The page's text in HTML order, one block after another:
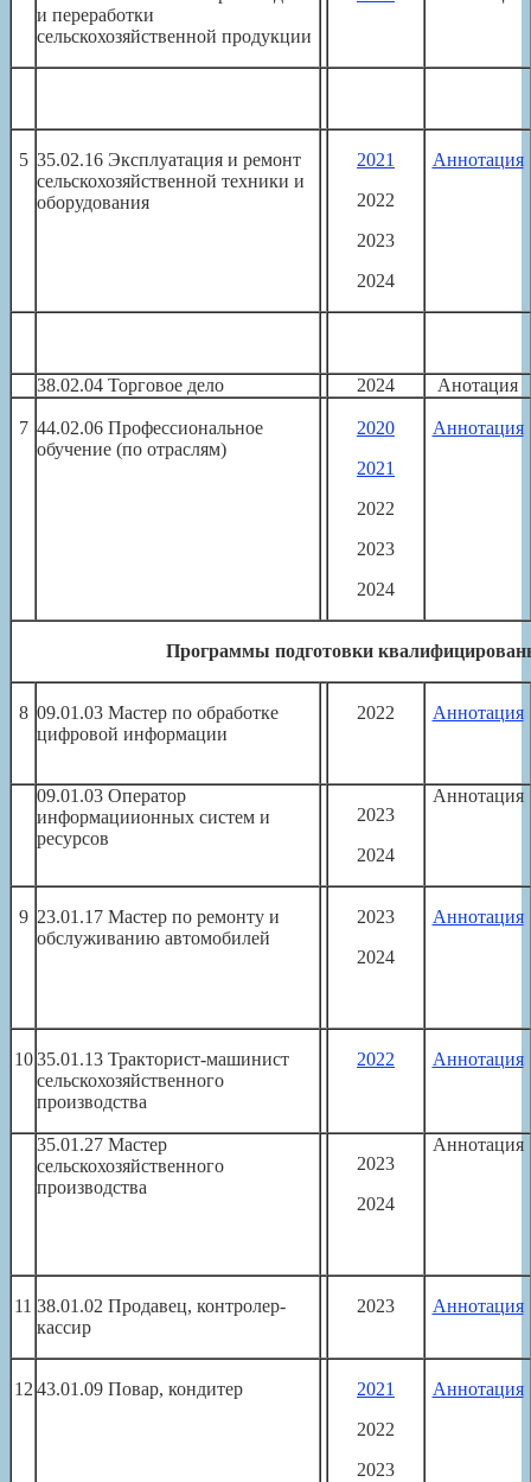
и переработки
сельскохозяйственной продукции
5 35.02.16 Эксплуатация и ремонт
сельскохозяйственной техники и
оборудования
2021
2022
2023
2024
Аннотация
38.02.04 Торговое дело 2024 Анотация
7 44.02.06 Профессиональное
обучение (по отраслям)
2020
2021
2022
2023
2024
Аннотация
Программы подготовки
8 09.01.03 Мастер по обработке
цифровой информации
2022 Аннотация
09.01.03 Оператор
информациионных систем и
ресурсов
2023
2024
Аннотация
9 23.01.17 Мастер по ремонту и
обслуживанию автомобилей
2023
2024
Аннотация
10 35.01.13 Тракторист-машинист
сельскохозяйственного
производства
2022 Аннотация
35.01.27 Мастер
сельскохозяйственного
производства
2023
2024
Аннотация
11 38.01.02 Продавец, контролер-
кассир
2023 Аннотация
12 43.01.09 Повар, кондитер
2021
2022
2023
Аннотация